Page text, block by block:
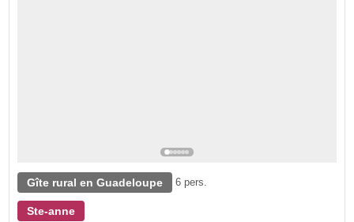
Gîte rural en Guadeloupe 6 pers.
Ste-anne